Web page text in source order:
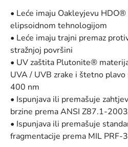
• Leće imaju Oakleyjevu
elipsoidnom tehnologijom
• Leće imaju trajni premaz
stražnjoj površini
• UV zaštita Plutonite®
UVA / UVB zrake i štetno
400 nm
• Ispunjava ili premašuje
brzine prema ANSI Z87.1-
• Ispunjava ili premašuje
fragmentacije prema MIL